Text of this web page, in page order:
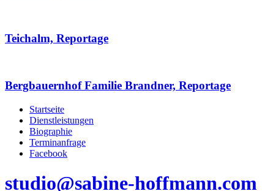
Teichalm, Reportage
Bergbauernhof Familie Brandner, Reportage
Startseite
Dienstleistungen
Biographie
Terminanfrage
Facebook
studio@sabine-hoffmann.com